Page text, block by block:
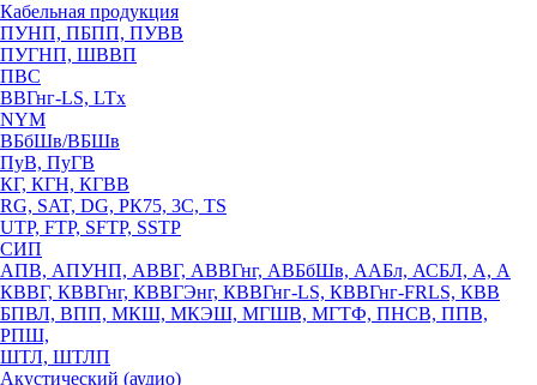
Кабельная продукция
ПУНП, ПБПП, ПУВВ
ПУГНП, ШВВП
ПВС
ВВГнг-LS, LTx
NYM
ВБбШв/ВБШв
ПуВ, ПуГВ
КГ, КГН, КГВВ
RG, SAT, DG, РК75, 3С, TS
UTP, FTP, SFTP, SSTP
СИП
АПВ, АПУНП, АВВГ, АВВГнг, АВБбШв, ААБл, АСБЛ, А, А
КВВГ, КВВГнг, КВВГЭнг, КВВГнг-LS, КВВГнг-FRLS, КВВ
БПВЛ, ВПП, МКШ, МКЭШ, МГШВ, МГТФ, ПНСВ, ППВ,
РПШ,
ШТЛ, ШТЛП
Акустический (аудио)